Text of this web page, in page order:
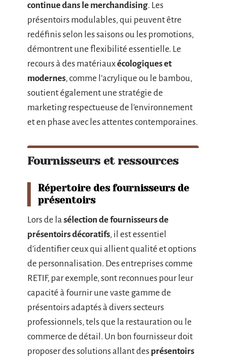
continue dans le merchandising. Les
présentoirs modulables, qui peuvent être
redéfinis selon les saisons ou les promotions,
démontrent une flexibilité essentielle. Le
recours à des matériauxécologiques et
modernes, comme l’acrylique ou le bambou,
soutient également une stratégie de
marketing respectueuse de l’environnement
et en phase avec les attentes contemporaines.
Fournisseurs et ressources
Répertoire des fournisseurs de
présentoirs
Lors de la sélection de fournisseurs de
présentoirs décoratifs, il est essentiel
d’identifier ceux qui allient qualité et options
de personnalisation. Des entreprises comme
RETIF, par exemple, sont reconnues pour leur
capacité à fournir une vaste gamme de
présentoirs adaptés à divers secteurs
professionnels, tels que la restauration ou le
commerce de détail. Un bon fournisseur doit
proposer des solutions allant des présentoirs